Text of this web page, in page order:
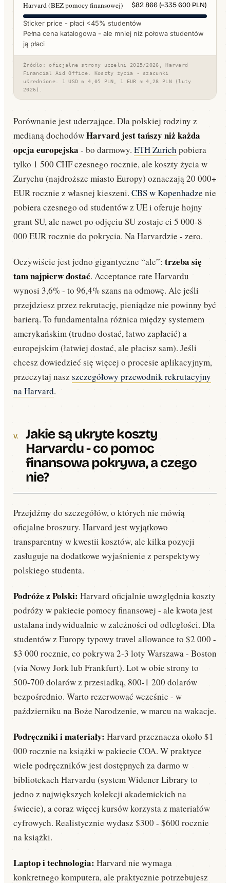
Harvard (BEZ pomocy finansowej) $82 866 (~335 600 PLN)
Sticker price - płaci <45% studentów
Pełna cena katalogowa - ale mniej niż połowa studentów
ją płaci
Źródło: oficjalne strony uczelni 2025/2026, Harvard
Financial Aid Office. Koszty życia - szacunki
uśrednione. 1 USD ≈ 4,05 PLN, 1 EUR ≈ 4,28 PLN (luty
2026).
Porównanie jest uderzające. Dla polskiej rodziny z
medianą dochodówHarvard jest tańszy niż każda
opcja europejska - bo darmowy. ETH Zurich pobiera
tylko 1 500 CHF czesnego rocznie, ale koszty życia w
Zurychu (najdroższe miasto Europy) oznaczają 20 000+
EUR rocznie z własnej kieszeni. CBS w Kopenhadze nie
pobiera czesnego od studentów z UE i oferuje hojny
grant SU, ale nawet po odjęciu SU zostaje ci 5 000-8
000 EUR rocznie do pokrycia. Na Harvardzie - zero.
Oczywiście jest jedno gigantyczne “ale”: trzeba się
tam najpierw dostać. Acceptance rate Harvardu
wynosi 3,6% - to 96,4% szans na odmowę. Ale jeśli
przejdziesz przez rekrutację, pieniądze nie powinny być
barierą. To fundamentalna różnica między systemem
amerykańskim (trudno dostać, łatwo zapłacić) a
europejskim (łatwiej dostać, ale płacisz sam). Jeśli
chcesz dowiedzieć się więcej o procesie aplikacyjnym,
przeczytaj nasz szczegółowy przewodnik rekrutacyjny
na Harvard.
Jakie są ukryte koszty
Harvardu - co pomoc
finansowa pokrywa, a czego
nie?
Przejdźmy do szczegółów, o których nie mówią
oficjalne broszury. Harvard jest wyjątkowo
transparentny w kwestii kosztów, ale kilka pozycji
zasługuje na dodatkowe wyjaśnienie z perspektywy
polskiego studenta.
Podróże z Polski: Harvard oficjalnie uwzględnia koszty
podróży w pakiecie pomocy finansowej - ale kwota jest
ustalana indywidualnie w zależności od odległości. Dla
studentów z Europy typowy travel allowance to $2 000 -
$3 000 rocznie, co pokrywa 2-3 loty Warszawa - Boston
(via Nowy Jork lub Frankfurt). Lot w obie strony to
500-700 dolarów z przesiadką, 800-1 200 dolarów
bezpośrednio. Warto rezerwować wcześnie - w
październiku na Boże Narodzenie, w marcu na wakacje.
Podręczniki i materiały: Harvard przeznacza około $1
000 rocznie na książki w pakiecie COA. W praktyce
wiele podręczników jest dostępnych za darmo w
bibliotekach Harvardu (system Widener Library to
jedno z największych kolekcji akademickich na
świecie), a coraz więcej kursów korzysta z materiałów
cyfrowych. Realistycznie wydasz $300 - $600 rocznie
na książki.
Laptop i technologia: Harvard nie wymaga
konkretnego komputera, ale praktycznie potrzebujesz